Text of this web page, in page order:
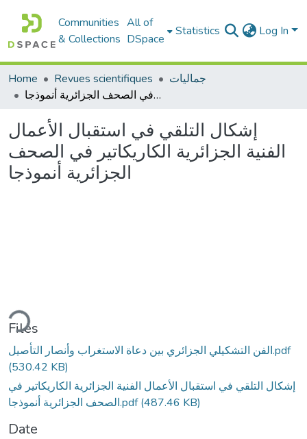
Communities
& Collections
All of
DSpace
Statistics Log In
Home Revues scientifiques
جماليات
إشكال التلقي في استقبال الأعمال الفنية الجزائرية الكاريكاتير في الصحف الجزائرية أنموذجا
إشكال التلقي في استقبال الأعمال
الفنية الجزائرية الكاريكاتير في الصحف
الجزائرية أنموذجا
Files
الفن التشكيلي الجزائري بين دعاة الاستغراب وأنصار التأصيل.pdf
(530.42 KB)
إشكال التلقي في استقبال الأعمال الفنية الجزائرية الكاريكاتير في
الصحف الجزائرية أنموذجا.pdf(487.46 KB)
Date